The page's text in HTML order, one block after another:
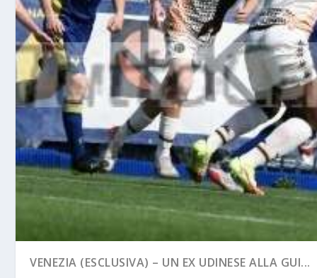
VENEZIA (ESCLUSIVA) – UN EX UDINESE ALLA GUI...